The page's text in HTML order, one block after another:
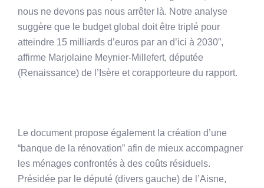
nous ne devons pas nous arrêter là. Notre analyse
suggère que le budget global doit être triplé pour
atteindre 15 milliards d’euros par an d’ici à 2030”,
affirme Marjolaine Meynier-Millefert, députée
(Renaissance) de l’Isère et corapporteure du rapport.
Le document propose également la création d’une
“banque de la rénovation” afin de mieux accompagner
les ménages confrontés à des coûts résiduels.
Présidée par le député (divers gauche) de l’Aisne,